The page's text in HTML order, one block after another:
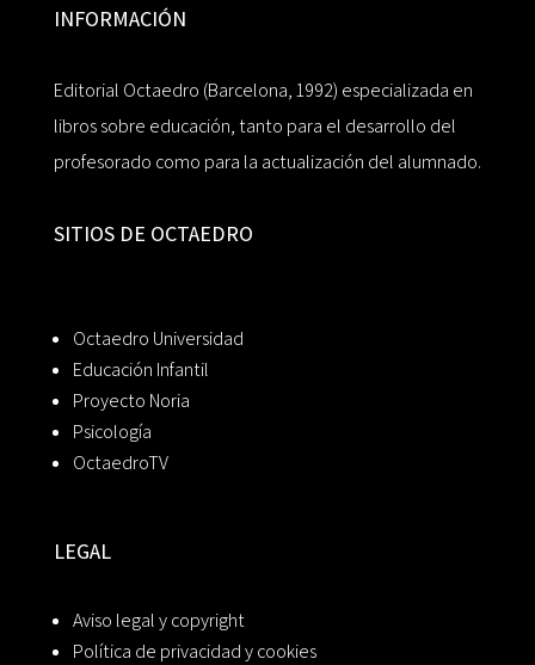
INFORMACIÓN
Editorial Octaedro (Barcelona, 1992) especializada en
libros sobre educación, tanto para el desarrollo del
profesorado como para la actualización del alumnado.
SITIOS DE OCTAEDRO
Octaedro Universidad
Educación Infantil
Proyecto Noria
Psicología
OctaedroTV
LEGAL
Aviso legal y copyright
Política de privacidad y cookies